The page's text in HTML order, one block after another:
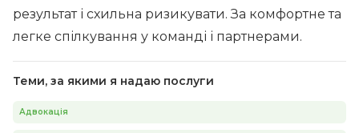
результат і схильна ризикувати. За комфортне та
легке спілкування у команді і партнерами.
Теми, за якими я надаю послуги
Адвокація